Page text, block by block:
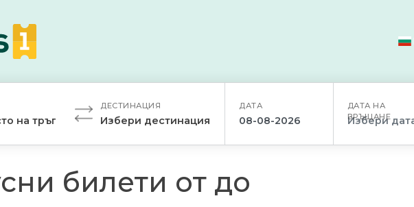
на тръгване
ДЕСТИНАЦИЯ
Избери дестинация
ДАТА
ДАТА НА
ВРЪЩАНЕ
билети от до